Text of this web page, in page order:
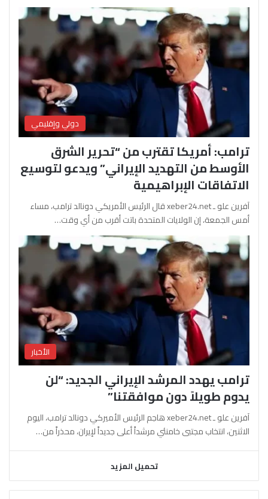
دولي وإقليمي
ترامب: أمريكا تقترب من “تحرير الشرق
الأوسط من التهديد الإيراني” ويدعو لتوسيع
الاتفاقات الإبراهيمية
آفرين علو ـ xeber24.net قال الرئيس الأمريكي دونالد ترامب، مساء
أمس الجمعة، إن الولايات المتحدة باتت أقرب من أي وقت…
الأخبار
ترامب يهدد المرشد الإيراني الجديد: “لن
يدوم طويلاً دون موافقتنا”
آفرين علو ـ xeber24.net هاجم الرئيس الأميركي دونالد ترامب، اليوم
الاثنين، انتخاب مجتبى خامنئي مرشداً أعلى جديداً لإيران، محذراً من…
تحميل المزيد